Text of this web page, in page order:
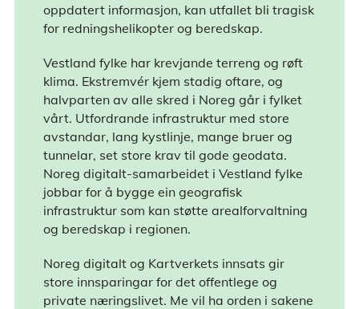
oppdatert informasjon, kan utfallet bli tragisk
for redningshelikopter og beredskap.
Vestland fylke har krevjande terreng og røft
klima. Ekstremvér kjem stadig oftare, og
halvparten av alle skred i Noreg går i fylket
vårt. Utfordrande infrastruktur med store
avstandar, lang kystlinje, mange bruer og
tunnelar, set store krav til gode geodata.
Noreg digitalt-samarbeidet i Vestland fylke
jobbar for å bygge ein geografisk
infrastruktur som kan støtte arealforvaltning
og beredskap i regionen.
Noreg digitalt og Kartverkets innsats gir
store innsparingar for det offentlege og
private næringslivet. Me vil ha orden i sakene